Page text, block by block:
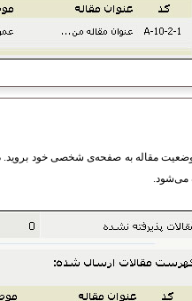
وضعیت مقاله به صفحه‌ی شخصی خود
می‌شود.